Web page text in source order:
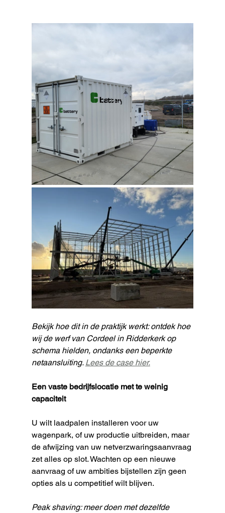
Bekijk hoe dit in de praktijk werkt: ontdek hoe
wij de werf van Cordeel in Ridderkerk op
schema hielden, ondanks een beperkte
netaansluiting. Lees de case hier.
Een vaste bedrijfslocatie met te weinig
capaciteit
U wilt laadpalen installeren voor uw
wagenpark, of uw productie uitbreiden, maar
de afwijzing van uw netverzwaringsaanvraag
zet alles op slot. Wachten op een nieuwe
aanvraag of uw ambities bijstellen zijn geen
opties als u competitief wilt blijven.
Peak shaving: meer doen met dezelfde